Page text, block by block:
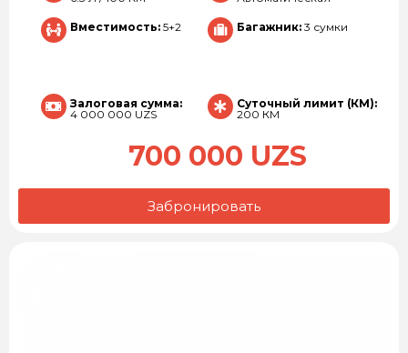
Вместимость: 5+2 Багажник: 3 сумки
Залоговая сумма:
4 000 000 UZS
Суточный лимит (КМ):
200 КМ
700 000 UZS
Забронировать